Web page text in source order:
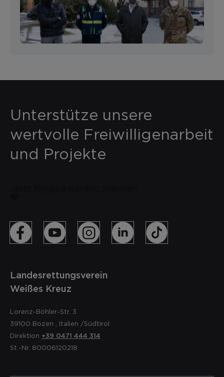
Unterstütze unsere
wertvolle Freiwilligenarbeit
und Projekte
Landesrettungsverein
Weißes Kreuz
Lorenz-Böhler-Str. 3
39100 Bozen Italien /Südtirol
Direktion +39 0471 444 314
St.-Nr. 80006120218